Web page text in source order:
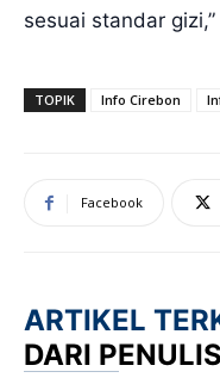
sesuai standar
TOPIK Info Cirebon
Facebook
ARTIKEL
DARI PENULIS